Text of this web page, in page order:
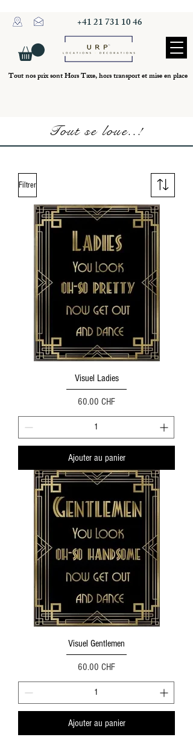
+41 21 731 10 46
Tout nos prix sont Hors Taxe, hors transport et mise en place
Tout se loue..!
Filtrer
Visuel Ladies
Prix
60.00 CHF
Ajouter au panier
Visuel Gentlemen
Prix
60.00 CHF
Ajouter au panier